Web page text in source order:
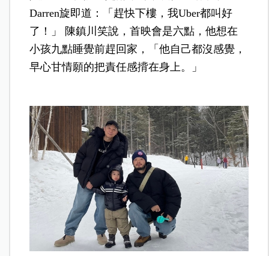
Darren旋即道：「趕快下樓，我Uber都叫好
了！」 陳鎮川笑說，首映會是六點，他想在
小孩九點睡覺前趕回家，「他自己都沒感覺，
早心甘情願的把責任感揹在身上。」